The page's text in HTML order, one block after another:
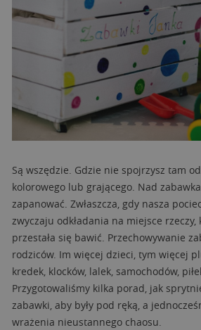
Są wszędzie. Gdzie nie spojrzysz tam
kolorowego lub grającego. Nad
zapanować. Zwłaszcza, gdy nasza
zwyczaju odkładania na miejsce rzeczy,
przestała się bawić. Przechowywanie
rodziców. Im więcej dzieci, tym więcej
kredek, klocków, lalek, samochodów,
Przygotowaliśmy kilka porad, jak
zabawki, aby były pod ręką, a
wrażenia nieustannego chaosu.